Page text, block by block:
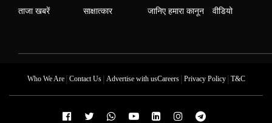
ताजा खबरें साक्षात्कार जानिए हमारा कानून वीडियो
Who We Are| Contact Us| Advertise with usCareers| Privacy Policy| T&C